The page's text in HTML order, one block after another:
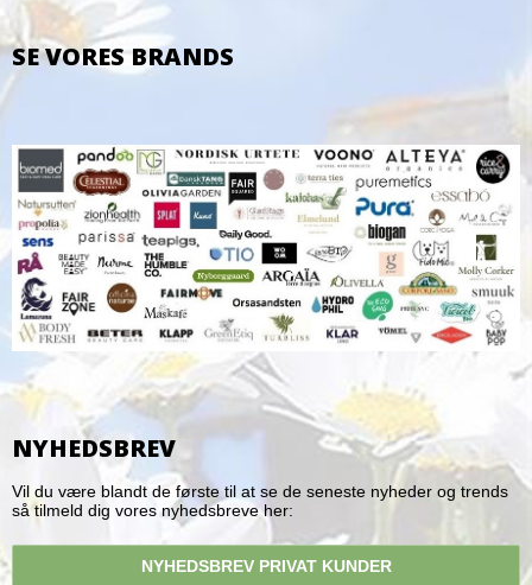
SE VORES BRANDS
NYHEDSBREV
Vil du være blandt de første til at se de seneste nyheder og trends
så tilmeld dig vores nyhedsbreve her:
NYHEDSBREV PRIVAT KUNDER